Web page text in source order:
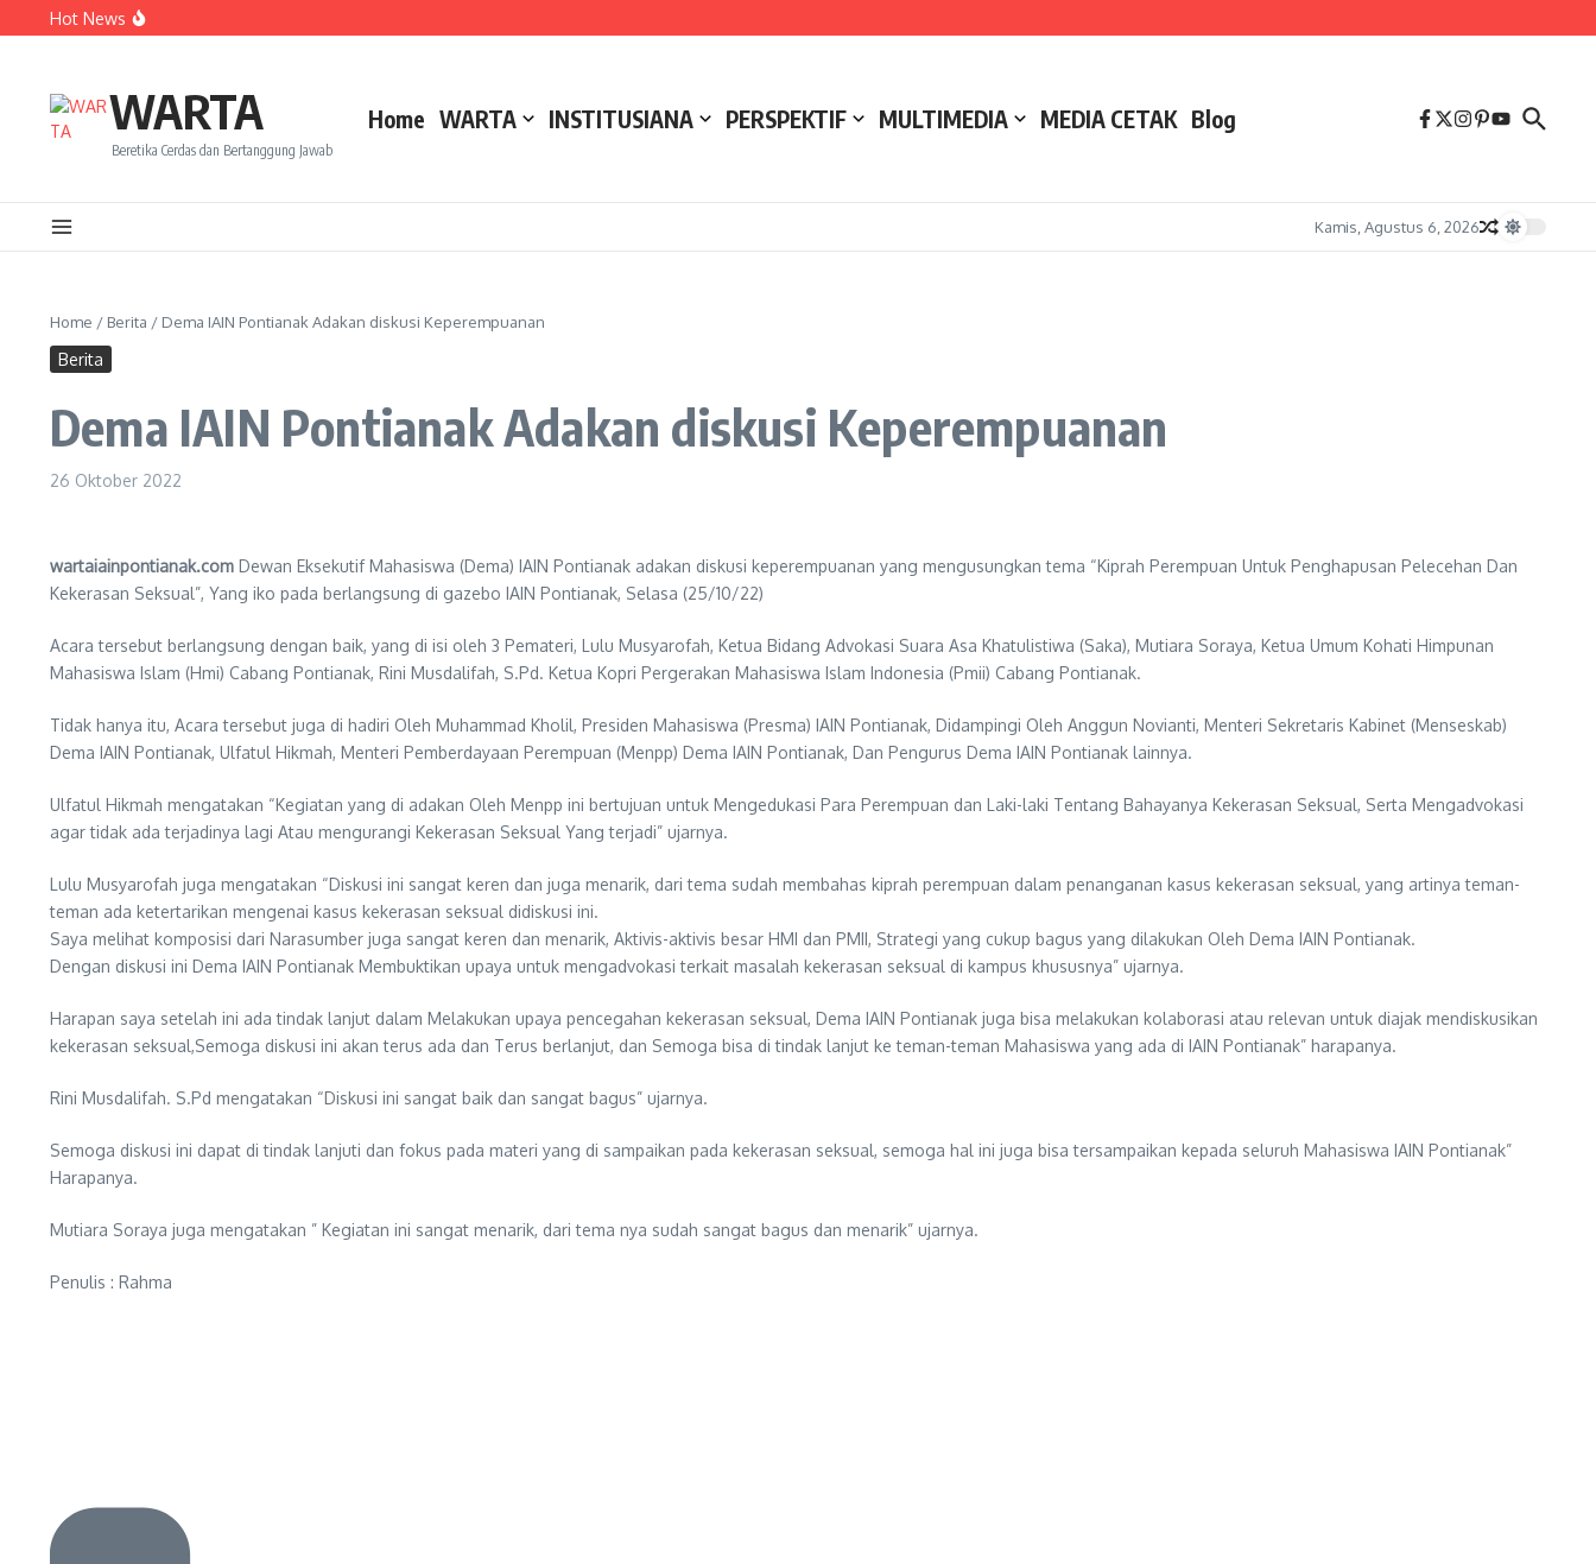
Lewati ke konten
Hot News
Sinergi Masyarakat dan Mahasiswa KKL IAIN Pontianak Sukseskan Kerja Bakti di Anjungan Melancar
WARTA
Beretika Cerdas dan Bertanggung Jawab
Home WARTA INSTITUSIANA PERSPEKTIF MULTIMEDIA MEDIA CETAK Blog
Kamis, Agustus 6, 2026
Home / Berita / Dema IAIN Pontianak Adakan diskusi Keperempuanan
Berita
Dema IAIN Pontianak Adakan diskusi Keperempuanan
26 Oktober 2022
wartaiainpontianak.com Dewan Eksekutif Mahasiswa (Dema) IAIN Pontianak adakan diskusi keperempuanan yang mengusungkan tema “Kiprah Perempuan Untuk Penghapusan Pelecehan Dan
Kekerasan Seksual”, Yang iko pada berlangsung di gazebo IAIN Pontianak, Selasa (25/10/22)
Acara tersebut berlangsung dengan baik, yang di isi oleh 3 Pemateri, Lulu Musyarofah, Ketua Bidang Advokasi Suara Asa Khatulistiwa (Saka), Mutiara Soraya, Ketua Umum Kohati Himpunan
Mahasiswa Islam (Hmi) Cabang Pontianak, Rini Musdalifah, S.Pd. Ketua Kopri Pergerakan Mahasiswa Islam Indonesia (Pmii) Cabang Pontianak.
Tidak hanya itu, Acara tersebut juga di hadiri Oleh Muhammad Kholil, Presiden Mahasiswa (Presma) IAIN Pontianak, Didampingi Oleh Anggun Novianti, Menteri Sekretaris Kabinet (Menseskab)
Dema IAIN Pontianak, Ulfatul Hikmah, Menteri Pemberdayaan Perempuan (Menpp) Dema IAIN Pontianak, Dan Pengurus Dema IAIN Pontianak lainnya.
Ulfatul Hikmah mengatakan “Kegiatan yang di adakan Oleh Menpp ini bertujuan untuk Mengedukasi Para Perempuan dan Laki-laki Tentang Bahayanya Kekerasan Seksual, Serta Mengadvokasi
agar tidak ada terjadinya lagi Atau mengurangi Kekerasan Seksual Yang terjadi” ujarnya.
Lulu Musyarofah juga mengatakan “Diskusi ini sangat keren dan juga menarik, dari tema sudah membahas kiprah perempuan dalam penanganan kasus kekerasan seksual, yang artinya teman-
teman ada ketertarikan mengenai kasus kekerasan seksual didiskusi ini.
Saya melihat komposisi dari Narasumber juga sangat keren dan menarik, Aktivis-aktivis besar HMI dan PMII, Strategi yang cukup bagus yang dilakukan Oleh Dema IAIN Pontianak.
Dengan diskusi ini Dema IAIN Pontianak Membuktikan upaya untuk mengadvokasi terkait masalah kekerasan seksual di kampus khususnya” ujarnya.
Harapan saya setelah ini ada tindak lanjut dalam Melakukan upaya pencegahan kekerasan seksual, Dema IAIN Pontianak juga bisa melakukan kolaborasi atau relevan untuk diajak mendiskusikan
kekerasan seksual,Semoga diskusi ini akan terus ada dan Terus berlanjut, dan Semoga bisa di tindak lanjut ke teman-teman Mahasiswa yang ada di IAIN Pontianak” harapanya.
Rini Musdalifah. S.Pd mengatakan “Diskusi ini sangat baik dan sangat bagus” ujarnya.
Semoga diskusi ini dapat di tindak lanjuti dan fokus pada materi yang di sampaikan pada kekerasan seksual, semoga hal ini juga bisa tersampaikan kepada seluruh Mahasiswa IAIN Pontianak”
Harapanya.
Mutiara Soraya juga mengatakan ” Kegiatan ini sangat menarik, dari tema nya sudah sangat bagus dan menarik” ujarnya.
Penulis : Rahma